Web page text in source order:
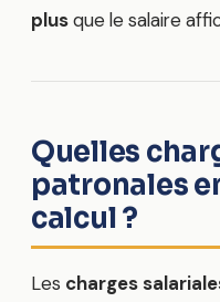
plusque le salaire
Quelles
patronales
calcul ?
Les charges